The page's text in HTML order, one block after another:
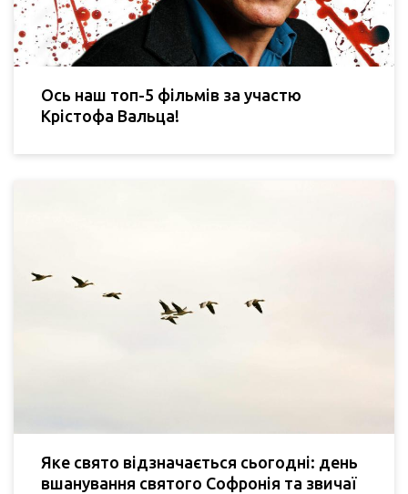
Ось наш топ-5 фільмів за участю
Крістофа Вальца!
Яке свято відзначається сьогодні: день
вшанування святого Софронія та звичаї